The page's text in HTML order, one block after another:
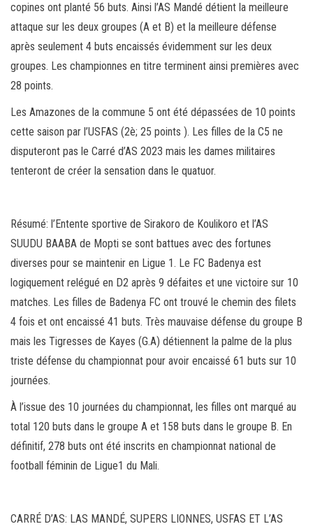
copines ont planté 56 buts. Ainsi l’AS Mandé détient la meilleure
attaque sur les deux groupes (A et B) et la meilleure défense
après seulement 4 buts encaissés évidemment sur les deux
groupes. Les championnes en titre terminent ainsi premières avec
28 points.
Les Amazones de la commune 5 ont été dépassées de 10 points
cette saison par l’USFAS (2è; 25 points ). Les filles de la C5 ne
disputeront pas le Carré d’AS 2023 mais les dames militaires
tenteront de créer la sensation dans le quatuor.
Résumé: l’Entente sportive de Sirakoro de Koulikoro et l’AS
SUUDU BAABA de Mopti se sont battues avec des fortunes
diverses pour se maintenir en Ligue 1. Le FC Badenya est
logiquement relégué en D2 après 9 défaites et une victoire sur 10
matches. Les filles de Badenya FC ont trouvé le chemin des filets
4 fois et ont encaissé 41 buts. Très mauvaise défense du groupe B
mais les Tigresses de Kayes (G.A) détiennent la palme de la plus
triste défense du championnat pour avoir encaissé 61 buts sur 10
journées.
À l’issue des 10 journées du championnat, les filles ont marqué au
total 120 buts dans le groupe A et 158 buts dans le groupe B. En
définitif, 278 buts ont été inscrits en championnat national de
football féminin de Ligue1 du Mali.
CARRÉ D’AS: LAS MANDÉ, SUPERS LIONNES, USFAS ET L’AS